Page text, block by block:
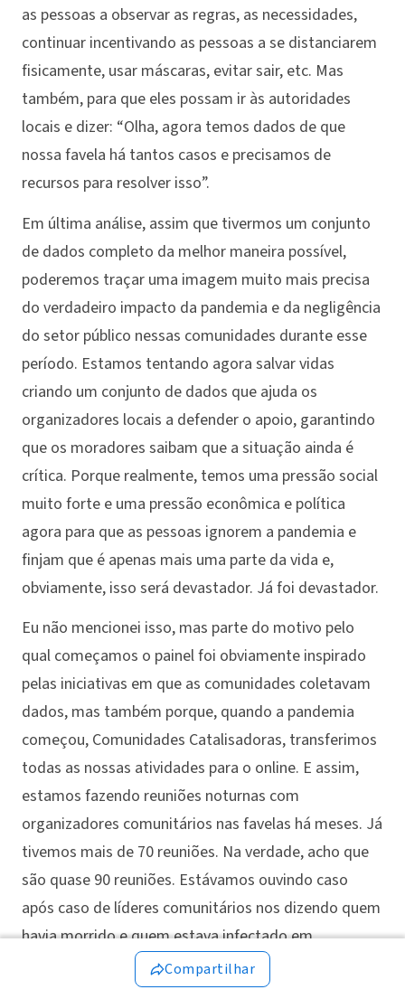
as pessoas a observar as regras, as necessidades,
continuar incentivando as pessoas a se distanciarem
fisicamente, usar máscaras, evitar sair, etc. Mas
também, para que eles possam ir às autoridades
locais e dizer: “Olha, agora temos dados de que
nossa favela há tantos casos e precisamos de
recursos para resolver isso”.
Em última análise, assim que tivermos um conjunto
de dados completo da melhor maneira possível,
poderemos traçar uma imagem muito mais precisa
do verdadeiro impacto da pandemia e da negligência
do setor público nessas comunidades durante esse
período. Estamos tentando agora salvar vidas
criando um conjunto de dados que ajuda os
organizadores locais a defender o apoio, garantindo
que os moradores saibam que a situação ainda é
crítica. Porque realmente, temos uma pressão social
muito forte e uma pressão econômica e política
agora para que as pessoas ignorem a pandemia e
finjam que é apenas mais uma parte da vida e,
obviamente, isso será devastador. Já foi devastador.
Eu não mencionei isso, mas parte do motivo pelo
qual começamos o painel foi obviamente inspirado
pelas iniciativas em que as comunidades coletavam
dados, mas também porque, quando a pandemia
começou, Comunidades Catalisadoras, transferimos
todas as nossas atividades para o online. E assim,
estamos fazendo reuniões noturnas com
organizadores comunitários nas favelas há meses. Já
tivemos mais de 70 reuniões. Na verdade, acho que
são quase 90 reuniões. Estávamos ouvindo caso
após caso de líderes comunitários nos dizendo quem
havia morrido e quem estava infectado em
comunidades que não estavam em nenhum painel
público ou mesmo em outros painéis comunitários.
Compartilhar